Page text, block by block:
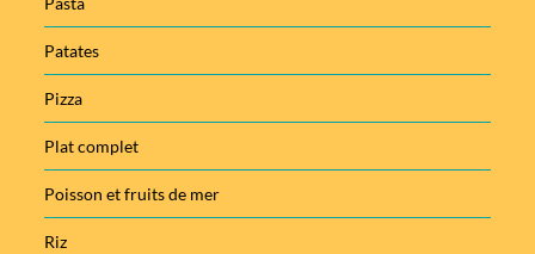
Patates
Pizza
Plat complet
Poisson et fruits de mer
Riz